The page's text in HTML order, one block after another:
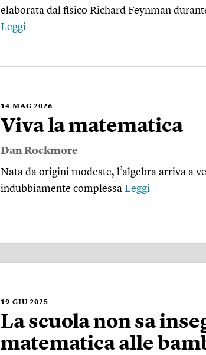
elaborata dal fisico Richard Feynman
Leggi
14 MAG 2026
Viva la matematica
Dan Rockmore
Nata da origini modeste, l’algebra arriva a
indubbiamente complessa Leggi
19 GIU 2025
La scuola non sa
matematica alle